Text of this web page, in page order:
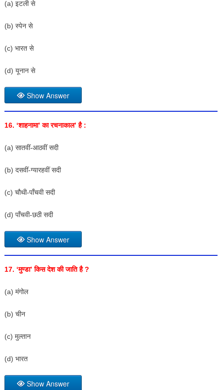
(a) इटली से
(b) स्पेन से
(c) भारत से
(d) यूनान से
Show Answer
16. ‘शाहनामा’ का रचनाकाल’ है :
(a) सातवीं-आठवीं सदी
(b) दसवीं-ग्यारहवीं सदी
(c) चौथी-पाँचवी सदी
(d) पाँचवी-छठी सदी
Show Answer
17. ‘मुण्डा’ किस देश की जाति है ?
(a) मंगोल
(b) चीन
(c) मुल्तान
(d) भारत
Show Answer